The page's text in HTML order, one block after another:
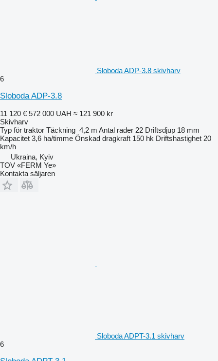
Sloboda ADP-3.8 skivharv
6
Sloboda ADP-3.8
11 120 € 572 000 UAH ≈ 121 900 kr
Skivharv
Typ för traktor Täckning 4,2 m Antal rader 22 Driftsdjup 18 mm
Kapacitet 3,6 ha/timme Önskad dragkraft 150 hk Driftshastighet 20
km/h
Ukraina, Kyiv
TOV «FERM Ye»
Kontakta säljaren
Sloboda ADPT-3.1 skivharv
6